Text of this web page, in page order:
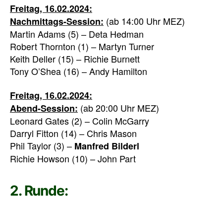
Freitag, 16.02.2024:
Nachmittags-Session: (ab 14:00 Uhr MEZ)
Martin Adams (5) – Deta Hedman
Robert Thornton (1) – Martyn Turner
Keith Deller (15) – Richie Burnett
Tony O’Shea (16) – Andy Hamilton
Freitag, 16.02.2024:
Abend-Session: (ab 20:00 Uhr MEZ)
Leonard Gates (2) – Colin McGarry
Darryl Fitton (14) – Chris Mason
Phil Taylor (3) – Manfred Bilderl
Richie Howson (10) – John Part
2. Runde: